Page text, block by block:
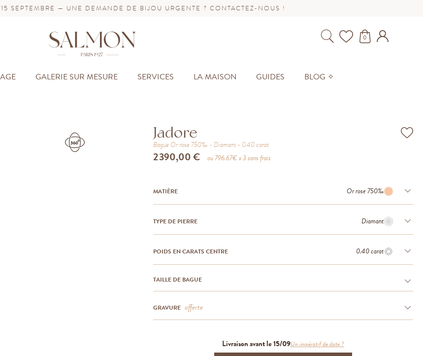
SEPTEMBRE — UNE DEMANDE DE BIJOU URGENTE ? CONTACTEZ-NOUS !
GALERIE SUR MESURE SERVICES LA MAISON GUIDES BLOG ✧
0
Jadore
Bague Or rose 750‰ Diamant 0.40carat
2 390,00 € ou796.67€ x 3 sans frais
MATIÈRE Or rose 750‰
TYPE DE PIERRE Diamant
POIDS EN CARATS CENTRE 0.40 carat
TAILLE DE BAGUE
GRAVURE offerte
Livraison avant le 15/09Un impératif de date ?